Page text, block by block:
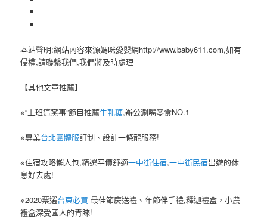
本站聲明:網站內容來源媽咪愛嬰網http://www.baby611.com,如有
侵權,請聯繫我們,我們將及時處理
【其他文章推薦】
※“上班這黨事”節目推薦牛軋糖,辦公涮嘴零食NO.1
※專業台北團體服訂制、設計一條龍服務!
※住宿攻略懶人包,精選平價舒適一中街住宿,一中街民宿出遊的休
息好去處!
※2020票選台東必買 最佳節慶送禮、年節伴手禮,釋迦禮盒，小農
禮盒深受國人的青睞!